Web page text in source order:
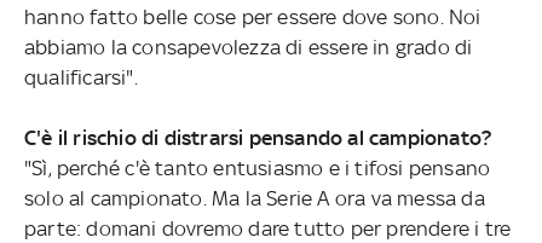
hanno fatto belle cose per essere dove sono. Noi
abbiamo la consapevolezza di essere in grado di
qualificarsi".
C'è il rischio di distrarsi pensando al campionato?
"Sì, perché c'è tanto entusiasmo e i tifosi pensano
solo al campionato. Ma la Serie A ora va messa da
parte: domani dovremo dare tutto per prendere i tre